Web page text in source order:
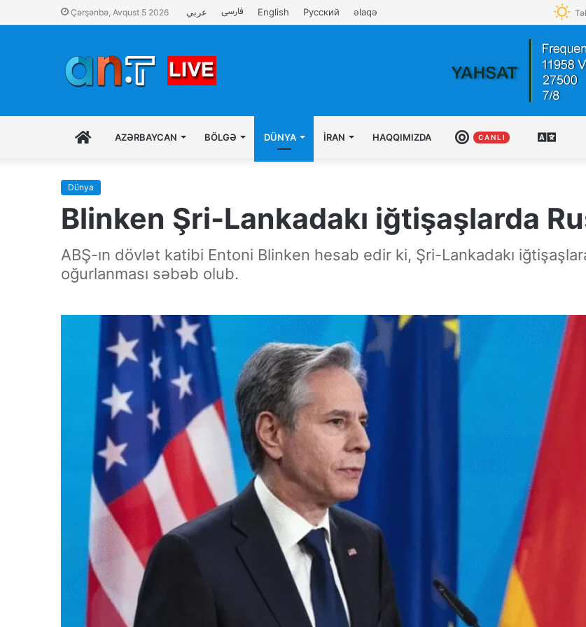
Çərşənbə, Avqust 5 2026 عربي فارسی English Русский əlaqə
İLK
SƏHIFƏ
AZƏRBAYCAN BÖLGƏ DÜNYA İRAN HAQQIMIZDA CANLI
C A N L I
Dünya
Blinken Şri-Lankadakı iğtişaşlarda
ABŞ-ın dövlət katibi Entoni Blinken hesab edir ki, Şri-Lankadakı
oğurlanması səbəb olub.
Güney Azərbaycan Təşkilatları
Əməkdaşlıq Şurasının Xalq etirazlarını